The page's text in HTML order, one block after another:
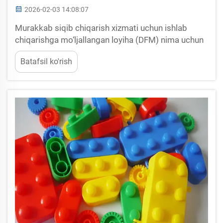
2026-02-03 14:08:07
Murakkab siqib chiqarish xizmati uchun ishlab
chiqarishga mo‘ljallangan loyiha (DFM) nima uchun
muhim? DFM ni dastlabki bosqichda joriy etish
qimmatli qayta loyihalashtirishlar va kechikishlarni
oldini oladi. Murakkab ... dan boshlab ishlab
tashkil etish juda muhim.
Batafsil ko'rish